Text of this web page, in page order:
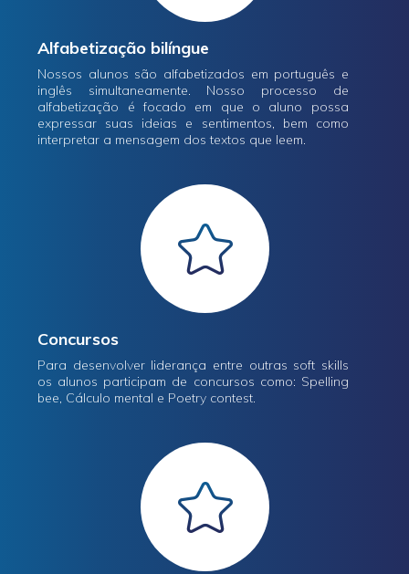
Alfabetização bilíngue
Nossos alunos são alfabetizados em português e
inglês simultaneamente. Nosso processo de
alfabetização é focado em que o aluno possa
expressar suas ideias e sentimentos, bem como
interpretar a mensagem dos textos que leem.
Concursos
Para desenvolver liderança entre outras soft skills
os alunos participam de concursos como: Spelling
bee, Cálculo mental e Poetry contest.